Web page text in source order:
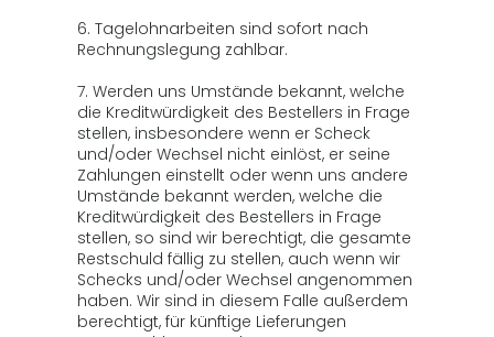
6. Tagelohnarbeiten sind sofort nach
Rechnungslegung zahlbar.
7. Werden uns Umstände bekannt, welche
die Kreditwürdigkeit des Bestellers in Frage
stellen, insbesondere wenn er Scheck
und/oder Wechsel nicht einlöst, er seine
Zahlungen einstellt oder wenn uns andere
Umstände bekannt werden, welche die
Kreditwürdigkeit des Bestellers in Frage
stellen, so sind wir berechtigt, die gesamte
Restschuld fällig zu stellen, auch wenn wir
Schecks und/oder Wechsel angenommen
haben. Wir sind in diesem Falle außerdem
berechtigt, für künftige Lieferungen